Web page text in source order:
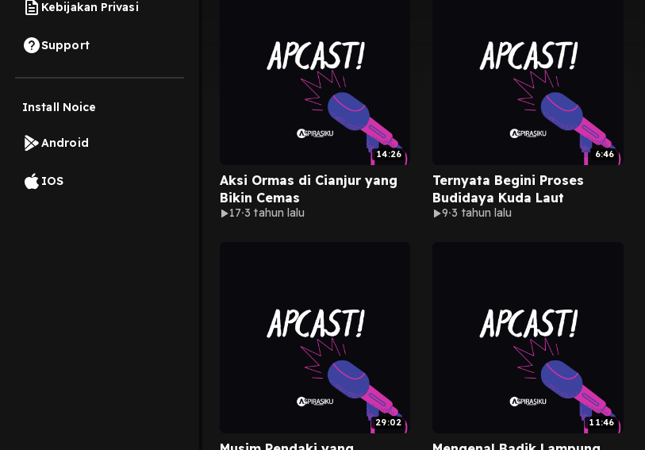
Kebijakan Privasi
Support
Install Noice
Android
IOS
14:26
Aksi Ormas di Cianjur yang
Bikin Cemas
17 3 tahun lalu
6:46
Ternyata Begini Proses
Budidaya Kuda Laut
9 3 tahun lalu
29:02 11:46